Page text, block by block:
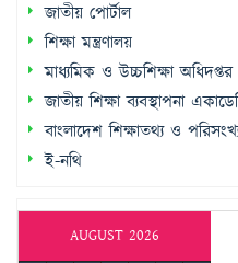
জাতীয় পোর্টাল
শিক্ষা মন্ত্রণালয়
মাধ্যমিক ও উচ্চশিক্ষা অধিদপ্তর
জাতীয় শিক্ষা ব্যবস্থাপনা
বাংলাদেশ শিক্ষাতথ্য ও
ই-নথি
AUGUST 2026